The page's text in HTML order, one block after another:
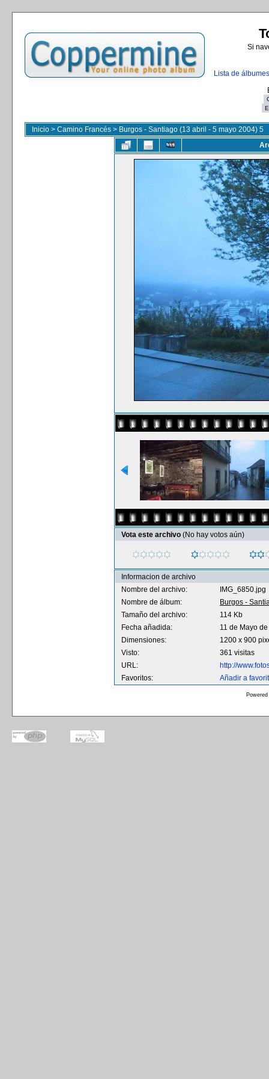
Si
Lista de álbumes
Inicio > Camino Francés > Burgos - Santiago (13 abril - 5 mayo 2004) 5
Vota este archivo (No hay votos aún)
Informacion de archivo
Nombre del archivo:
IMG_6850.jpg
Nombre de álbum:
Burgos -
Tamaño del archivo:
114 Kb
Fecha añadida:
11 de Mayo
Dimensiones:
1200 x 900
Visto:
361 visitas
URL:
http://
Favoritos:
Añadir a